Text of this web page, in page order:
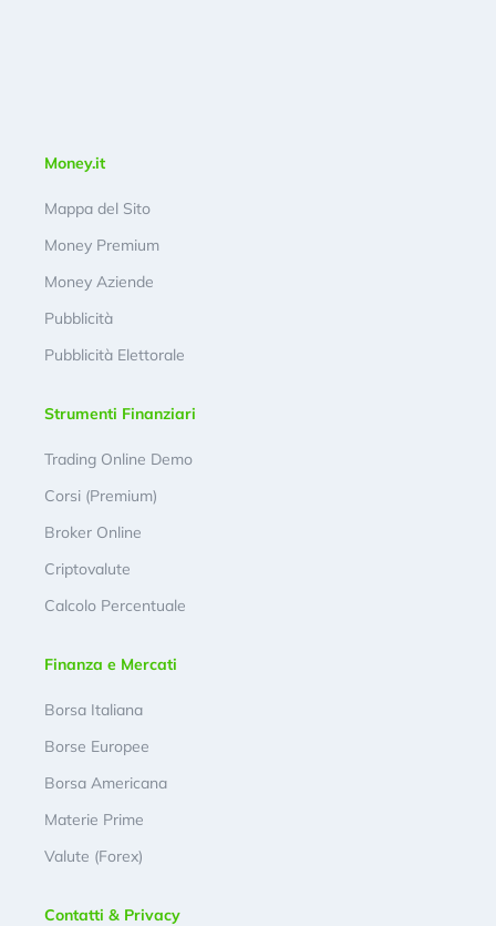
Money.it
Mappa del Sito
Money Premium
Money Aziende
Pubblicità
Pubblicità Elettorale
Strumenti Finanziari
Trading Online Demo
Corsi (Premium)
Broker Online
Criptovalute
Calcolo Percentuale
Finanza e Mercati
Borsa Italiana
Borse Europee
Borsa Americana
Materie Prime
Valute (Forex)
Contatti & Privacy